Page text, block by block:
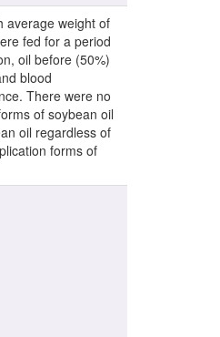
average weight of
fed for a period
oil before (50%)
blood
There were no
of soybean oil
oil regardless of
forms of